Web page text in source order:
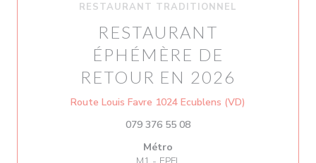
RESTAURANT TRADITIONNEL
RESTAURANT
ÉPHÉMÈRE DE
RETOUR EN 2026
Route Louis Favre 1024 Ecublens (VD)
079 376 55 08
Métro